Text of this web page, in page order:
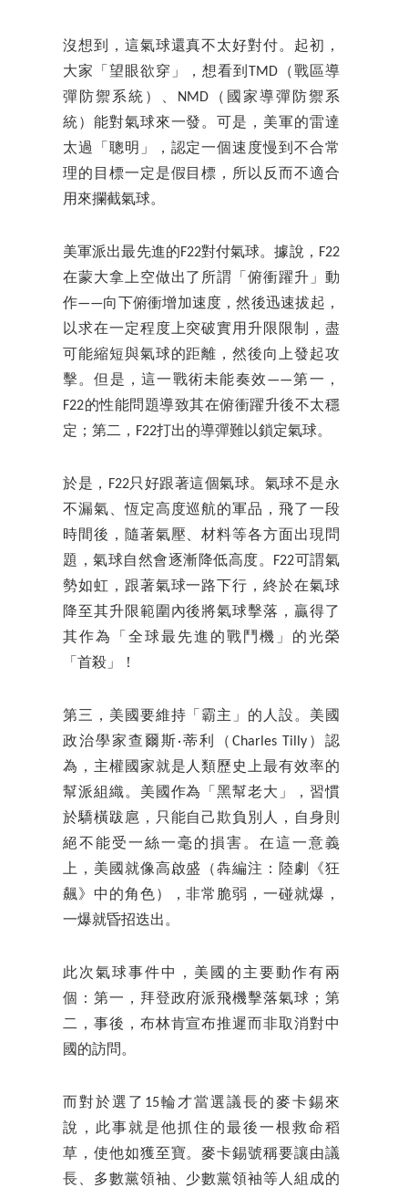
沒想到，這氣球還真不太好對付。起初，
大家「望眼欲穿」，想看到TMD（戰區導
彈防禦系統）、NMD（國家導彈防禦系
統）能對氣球來一發。可是，美軍的雷達
太過「聰明」，認定一個速度慢到不合常
理的目標一定是假目標，所以反而不適合
用來攔截氣球。
美軍派出最先進的F22對付氣球。據說，F22
在蒙大拿上空做出了所謂「俯衝躍升」動
作——向下俯衝增加速度，然後迅速拔起，
以求在一定程度上突破實用升限限制，盡
可能縮短與氣球的距離，然後向上發起攻
擊。但是，這一戰術未能奏效——第一，
F22的性能問題導致其在俯衝躍升後不太穩
定；第二，F22打出的導彈難以鎖定氣球。
於是，F22只好跟著這個氣球。氣球不是永
不漏氣、恆定高度巡航的軍品，飛了一段
時間後，隨著氣壓、材料等各方面出現問
題，氣球自然會逐漸降低高度。F22可謂氣
勢如虹，跟著氣球一路下行，終於在氣球
降至其升限範圍內後將氣球擊落，贏得了
其作為「全球最先進的戰鬥機」的光榮
「首殺」！
第三，美國要維持「霸主」的人設。美國
政治學家查爾斯·蒂利（Charles Tilly）認
為，主權國家就是人類歷史上最有效率的
幫派組織。美國作為「黑幫老大」，習慣
於驕橫跋扈，只能自己欺負別人，自身則
絕不能受一絲一毫的損害。在這一意義
上，美國就像高啟盛（犇編注：陸劇《狂
飆》中的角色），非常脆弱，一碰就爆，
一爆就昏招迭出。
此次氣球事件中，美國的主要動作有兩
個：第一，拜登政府派飛機擊落氣球；第
二，事後，布林肯宣布推遲而非取消對中
國的訪問。
而對於選了15輪才當選議長的麥卡錫來
說，此事就是他抓住的最後一根救命稻
草，使他如獲至寶。麥卡錫號稱要讓由議
長、多數黨領袖、少數黨領袖等人組成的